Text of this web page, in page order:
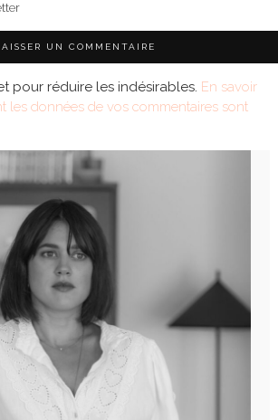
pour réduire les indésirables. En savoir
les données de vos commentaires sont